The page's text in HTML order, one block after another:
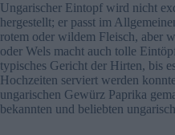
Ungarischer Eintopf wird nicht
hergestellt; er passt im
rotem oder wildem Fleisch, aber
oder Wels macht auch tolle
typisches Gericht der Hirten, bis
Hochzeiten serviert werden
ungarischen Gewürz Paprika
bekannten und beliebten